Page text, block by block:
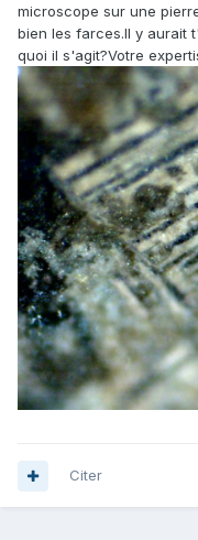
microscope sur une
bien les farces.Il y aurait
quoi il s'agit?Votre
Citer